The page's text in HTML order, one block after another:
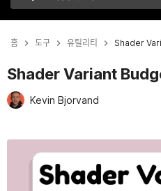
홈 도구 유틸리티 Shader
Shader Variant
Kevin Bjorvand